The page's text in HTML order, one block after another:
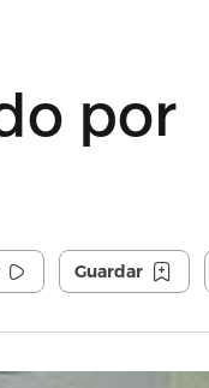
por
Guardar